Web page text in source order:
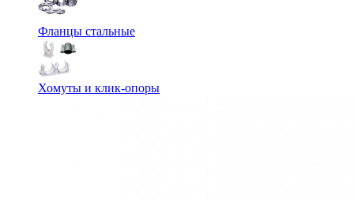
Фланцы стальные
Хомуты и клик-опоры